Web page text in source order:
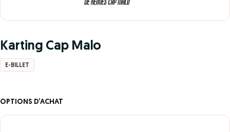
Karting Cap Malo
E-BILLET
OPTIONS D’ACHAT